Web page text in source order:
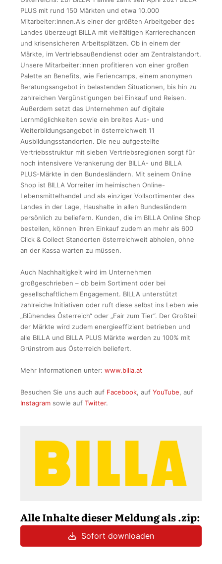
PLUS mit rund 150 Märkten und etwa 10.000
Mitarbeiter:innen.Als einer der größten Arbeitgeber des
Landes überzeugt BILLA mit vielfältigen Karrierechancen
und krisensicheren Arbeitsplätzen. Ob in einem der
Märkte, im Vertriebsaußendienst oder am Zentralstandort.
Unsere Mitarbeiter:innen profitieren von einer großen
Palette an Benefits, wie Feriencamps, einem anonymen
Beratungsangebot in belastenden Situationen, bis hin zu
zahlreichen Vergünstigungen bei Einkauf und Reisen.
Außerdem setzt das Unternehmen auf digitale
Lernmöglichkeiten sowie ein breites Aus- und
Weiterbildungsangebot in österreichweit 11
Ausbildungsstandorten. Die neu aufgestellte
Vertriebsstruktur mit sieben Vertriebsregionen sorgt für
noch intensivere Verankerung der BILLA- und BILLA
PLUS-Märkte in den Bundesländern. Mit seinem Online
Shop ist BILLA Vorreiter im heimischen Online-
Lebensmittelhandel und als einziger Vollsortimenter des
Landes in der Lage, Haushalte in allen Bundesländern
persönlich zu beliefern. Kunden, die im BILLA Online Shop
bestellen, können ihren Einkauf zudem an mehr als 600
Click & Collect Standorten österreichweit abholen, ohne
an der Kassa warten zu müssen.
Auch Nachhaltigkeit wird im Unternehmen
großgeschrieben – ob beim Sortiment oder bei
gesellschaftlichem Engagement. BILLA unterstützt
zahlreiche Initiativen oder ruft diese selbst ins Leben wie
„Blühendes Österreich“ oder „Fair zum Tier“. Der Großteil
der Märkte wird zudem energieeffizient betrieben und
alle BILLA und BILLA PLUS Märkte werden zu 100% mit
Grünstrom aus Österreich beliefert.
Mehr Informationen unter: www.billa.at
Besuchen Sie uns auch auf Facebook, auf YouTube, auf
Instagram sowie auf Twitter.
Alle Inhalte dieser Meldung als .zip:
Sofort downloaden